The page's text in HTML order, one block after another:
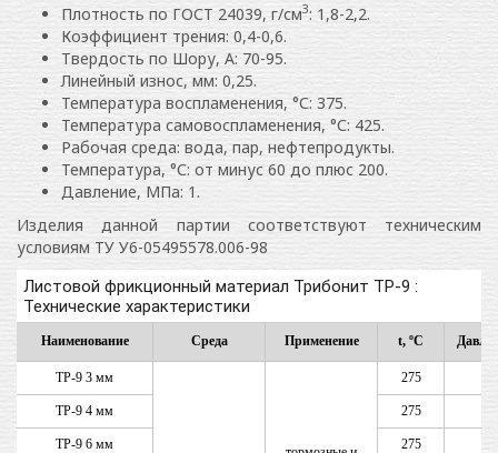
Плотность по ГОСТ 24039, г/смЗ: 1,8-2,2.
Коэффициент трения: 0,4-0,6.
Твердость по Шору, А: 70-95.
Линейный износ, мм: 0,25.
Температура воспламенения, °С: 375.
Температура самовоспламенения, °С: 425.
Рабочая среда: вода, пар, нефтепродукты.
Температура, °С: от минус 60 до плюс 200.
Давление, МПа: 1.
Изделия данной партии соответствуют техническим
условиям ТУ У6-05495578.006-98